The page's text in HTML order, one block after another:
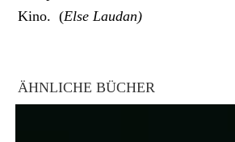
Kino. (Else Laudan)
ÄHNLICHE BÜCHER